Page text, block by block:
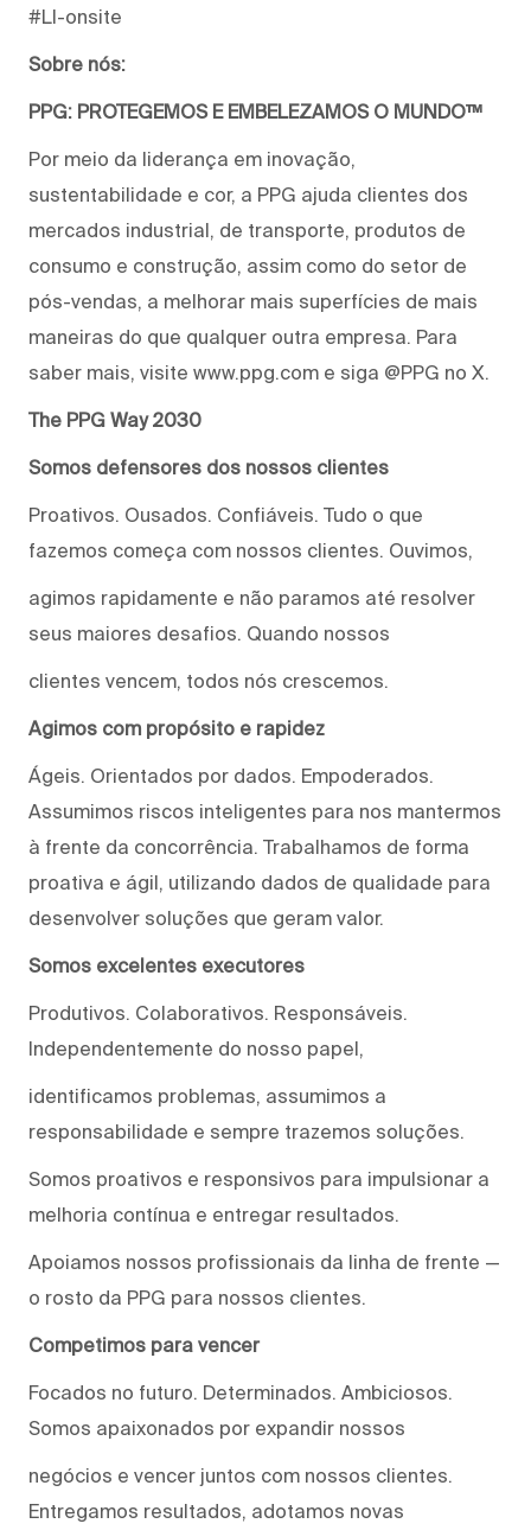
#LI-onsite
Sobre nós:
PPG: PROTEGEMOS E EMBELEZAMOS O MUNDO™
Por meio da liderança em inovação,
sustentabilidade e cor, a PPG ajuda clientes dos
mercados industrial, de transporte, produtos de
consumo e construção, assim como do setor de
pós-vendas, a melhorar mais superfícies de mais
maneiras do que qualquer outra empresa. Para
saber mais, visite www.ppg.com e siga @PPG no X.
The PPG Way 2030
Somos defensores dos nossos clientes
Proativos. Ousados. Confiáveis. Tudo o que
fazemos começa com nossos clientes. Ouvimos,
agimos rapidamente e não paramos até resolver
seus maiores desafios. Quando nossos
clientes vencem, todos nós crescemos.
Agimos com propósito e rapidez
Ágeis. Orientados por dados. Empoderados.
Assumimos riscos inteligentes para nos mantermos
à frente da concorrência. Trabalhamos de forma
proativa e ágil, utilizando dados de qualidade para
desenvolver soluções que geram valor.
Somos excelentes executores
Produtivos. Colaborativos. Responsáveis.
Independentemente do nosso papel,
identificamos problemas, assumimos a
responsabilidade e sempre trazemos soluções.
Somos proativos e responsivos para impulsionar a
melhoria contínua e entregar resultados.
Apoiamos nossos profissionais da linha de frente —
o rosto da PPG para nossos clientes.
Competimos para vencer
Focados no futuro. Determinados. Ambiciosos.
Somos apaixonados por expandir nossos
negócios e vencer juntos com nossos clientes.
Entregamos resultados, adotamos novas